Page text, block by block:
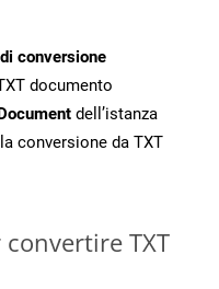
conversione
documento
dell’istanza
conversione da TXT
TXT